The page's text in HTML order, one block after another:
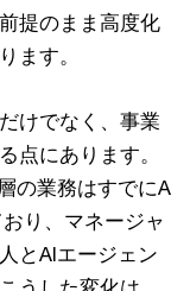
提のまま高度化
ます。
けでなく、事業
点にあります。
の業務はすでにA
り、マネージャ
とAIエージェン